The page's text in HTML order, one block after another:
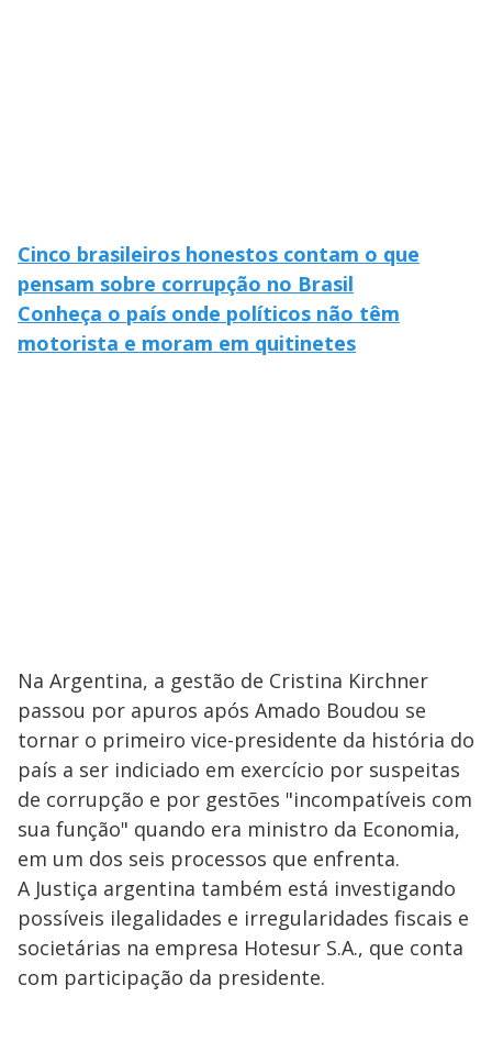
Cinco brasileiros honestos contam o que
pensam sobre corrupção no Brasil
Conheça o país onde políticos não têm
motorista e moram em quitinetes
Na Argentina, a gestão de Cristina Kirchner
passou por apuros após Amado Boudou se
tornar o primeiro vice-presidente da história do
país a ser indiciado em exercício por suspeitas
de corrupção e por gestões "incompatíveis com
sua função" quando era ministro da Economia,
em um dos seis processos que enfrenta.
A Justiça argentina também está investigando
possíveis ilegalidades e irregularidades fiscais e
societárias na empresa Hotesur S.A., que conta
com participação da presidente.